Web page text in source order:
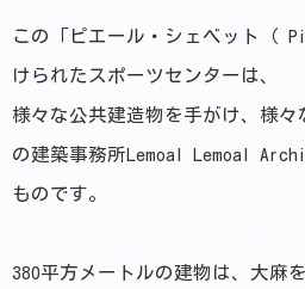
この「ピエール・シェベット（
けられたスポーツセンターは、
様々な公共建造物を手がけ、様々
の建築事務所Lemoal Lemoal
ものです。
380平方メートルの建物は、大麻